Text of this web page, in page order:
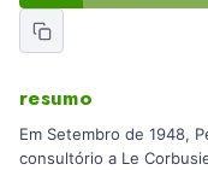
resumo
Em Setembro de 1948,
consultório a Le